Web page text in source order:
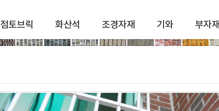
점토브릭 화산석 조경자재 기와 부자재